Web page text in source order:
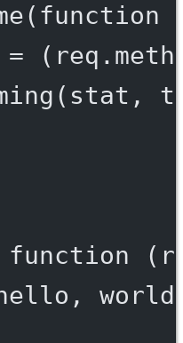
( function
=
(stat,
function (